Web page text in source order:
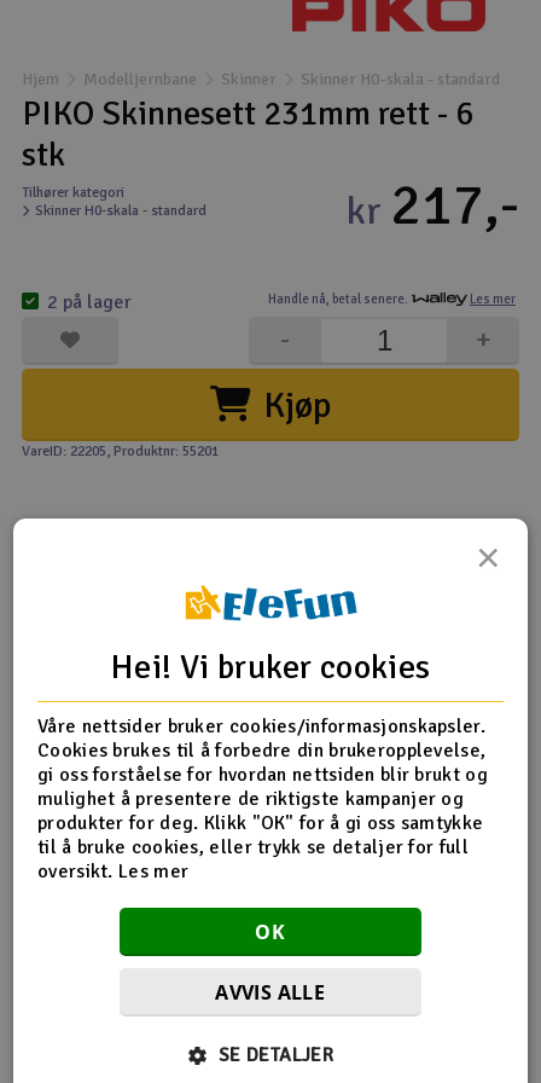
Droner
Fly
Helikopter
Kamerautstyr
Modellbygging, LEGO & byggesett
Modelljernbane
Motor & tilbehør
Radioutstyr
Raketter
Smarthjem, lek & hobby
Solenergi
Verktøy, utstyr & tilbehør
Gavekort
Hjem Modelljernbane Skinner Skinner H0-skala - standard
PIKO Skinnesett 231mm rett - 6
stk
Tilhører kategori
Skinner H0-skala - standard
Handle nå, betal senere. Les mer
kr 217,-
Kjøp
+
-
2 på lager
VareID: 22205, Produktnr: 55201
Tips en venn Anmeldelser
Produktinformasjon
Skinnesett fra PIKO i H0-skala.
Skala
H0
Antall
6 stk
Flere så også på
×
Hei! Vi bruker cookies
Våre nettsider bruker cookies/informasjonskapsler.
Cookies brukes til å forbedre din brukeropplevelse,
gi oss forståelse for hvordan nettsiden blir brukt og
mulighet å presentere de riktigste kampanjer og
produkter for deg. Klikk "OK" for å gi oss samtykke
til å bruke cookies, eller trykk se detaljer for full
oversikt. Les mer
OK
AVVIS ALLE
SE DETALJER